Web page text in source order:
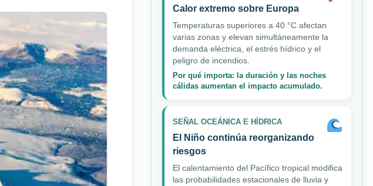
Calor extremo sobre Europa
Temperaturas superiores a 40 °C afectan
varias zonas y elevan simultáneamente la
demanda eléctrica, el estrés hídrico y el
peligro de incendios.
Por qué importa: la duración y las noches
cálidas aumentan el impacto acumulado.
SEÑAL OCEÁNICA E HÍDRICA
El Niño continúa reorganizando
riesgos
El calentamiento del Pacífico tropical modifica
las probabilidades estacionales de lluvia y